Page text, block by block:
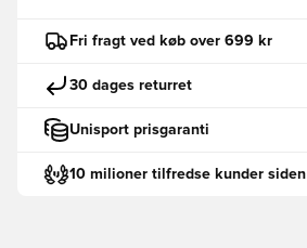
Fri fragt ved køb over 699 kr
30 dages returret
Unisport prisgaranti
10 milioner tilfredse kunder